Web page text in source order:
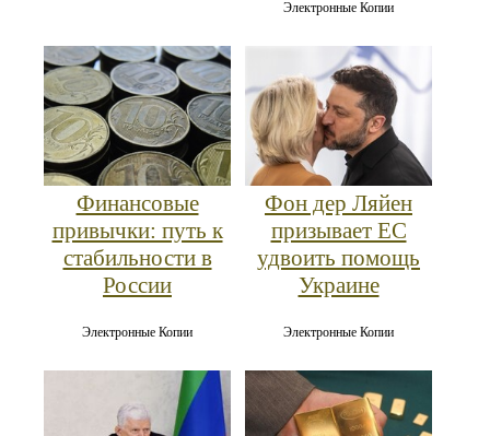
Электронные Копии
Финансовые
привычки: путь к
стабильности в
России
Электронные Копии
Фон дер Ляйен
призывает ЕС
удвоить помощь
Украине
Электронные Копии